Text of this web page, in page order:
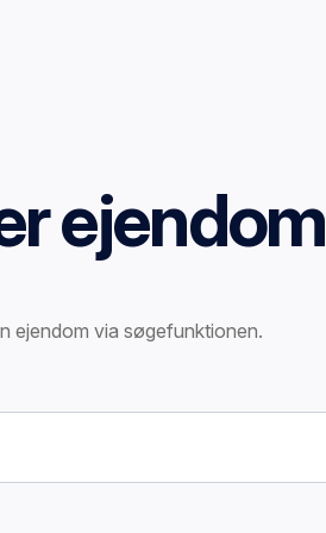
ejendom
ejendom via søgefunktionen.